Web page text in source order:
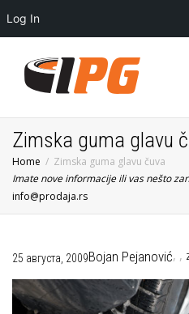
Log In
Zimska guma glavu
Home
Zimska guma glavu čuva
Imate nove informacije ili vas nešto
info@prodaja.rs
Bojan Pejanović,
25 августа, 2009 ,